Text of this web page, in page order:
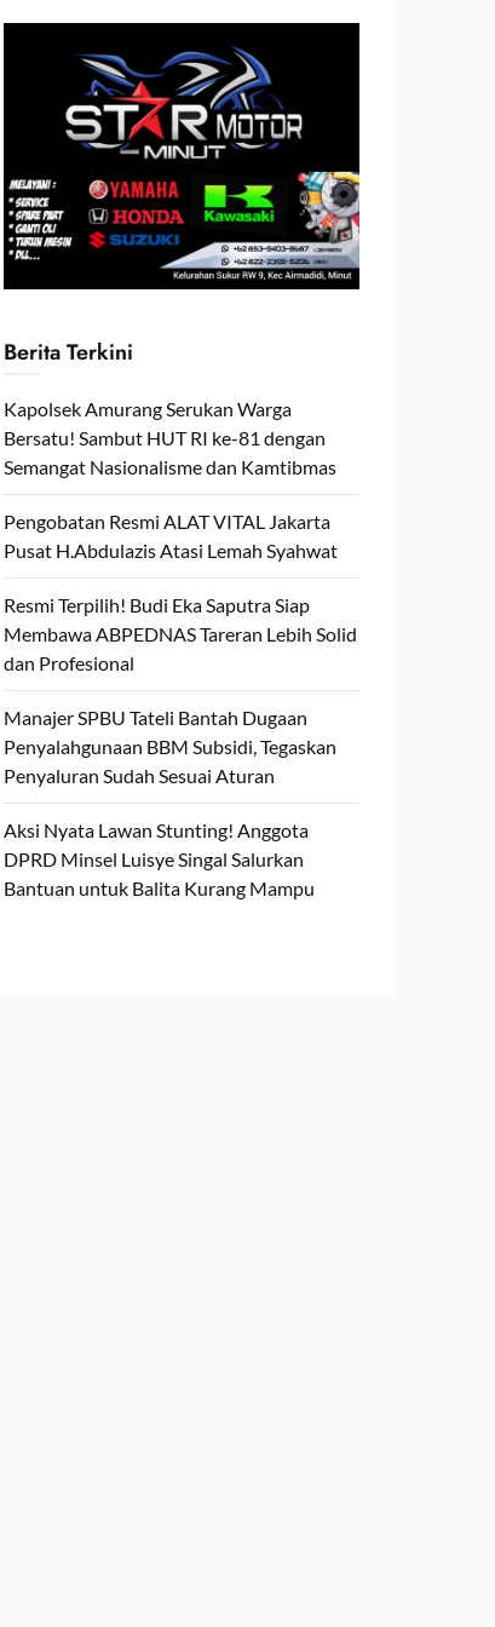
Berita Terkini
Kapolsek Amurang Serukan Warga
Bersatu! Sambut HUT RI ke-81 dengan
Semangat Nasionalisme dan Kamtibmas
Pengobatan Resmi ALAT VITAL Jakarta
Pusat H.Abdulazis Atasi Lemah Syahwat
Resmi Terpilih! Budi Eka Saputra Siap
Membawa ABPEDNAS Tareran Lebih Solid
dan Profesional
Manajer SPBU Tateli Bantah Dugaan
Penyalahgunaan BBM Subsidi, Tegaskan
Penyaluran Sudah Sesuai Aturan
Aksi Nyata Lawan Stunting! Anggota
DPRD Minsel Luisye Singal Salurkan
Bantuan untuk Balita Kurang Mampu